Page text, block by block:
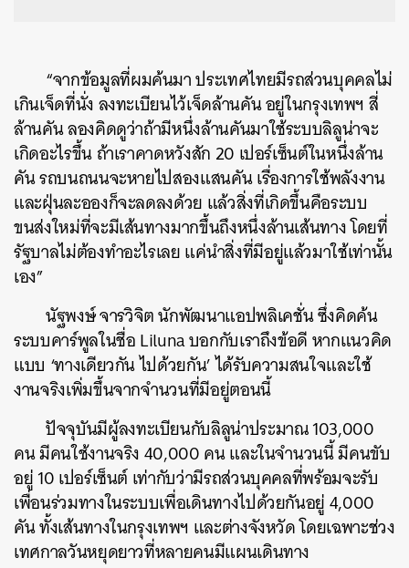
“จากข้อมูลที่ผมค้นมา ประเทศไทยมีรถส่วนบุคคลไม่
เกินเจ็ดที่นั่ง ลงทะเบียนไว้เจ็ดล้านคัน อยู่ในกรุงเทพฯ สี่
ล้านคัน ลองคิดดูว่าถ้ามีหนึ่งล้านคันมาใช้ระบบลิลูน่าจะ
เกิดอะไรขึ้น ถ้าเราคาดหวังสัก 20 เปอร์เซ็นต์ในหนึ่งล้าน
คัน รถบนถนนจะหายไปสองแสนคัน เรื่องการใช้พลังงาน
และฝุ่นละอองก็จะลดลงด้วย แล้วสิ่งที่เกิดขึ้นคือระบบ
ขนส่งใหม่ที่จะมีเส้นทางมากขึ้นถึงหนึ่งล้านเส้นทาง โดยที่
รัฐบาลไม่ต้องทำอะไรเลย แค่นำสิ่งที่มีอยู่แล้วมาใช้เท่านั้น
เอง”
นัฐพงษ์ จารวิจิต นักพัฒนาแอปพลิเคชั่น ซึ่งคิดค้น
ระบบคาร์พูลในชื่อ Liluna บอกกับเราถึงข้อดี หากแนวคิด
แบบ ‘ทางเดียวกัน ไปด้วยกัน’ ได้รับความสนใจและใช้
งานจริงเพิ่มขึ้นจากจำนวนที่มีอยู่ตอนนี้
ปัจจุบันมีผู้ลงทะเบียนกับลิลูน่าประมาณ 103,000
คน มีคนใช้งานจริง 40,000 คน และในจำนวนนี้ มีคนขับ
อยู่ 10 เปอร์เซ็นต์ เท่ากับว่ามีรถส่วนบุคคลที่พร้อมจะรับ
เพื่อนร่วมทางในระบบเพื่อเดินทางไปด้วยกันอยู่ 4,000
คัน ทั้งเส้นทางในกรุงเทพฯ และต่างจังหวัด โดยเฉพาะช่วง
เทศกาลวันหยุดยาวที่หลายคนมีแผนเดินทาง